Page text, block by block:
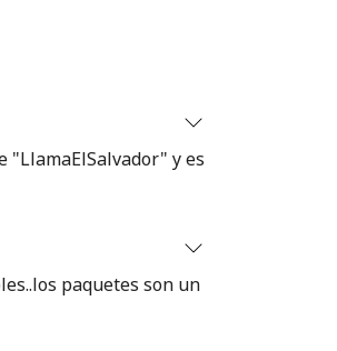
"LlamaElSalvador" y es
paquetes son un